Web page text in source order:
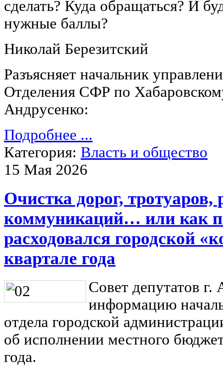
сделать? Куда обращаться? И
нужные баллы?
Николай Березитский
Разъясняет начальник
Отделения СФР по
Андрусенко:
Подробнее ...
Категория: Власть и общество
15 Мая 2026
Очистка дорог, тротуаров,
коммуникаций… или как
расходовался городской
квартале года
Совет депутатов г.
информацию
отдела городской
об исполнении местного
года.